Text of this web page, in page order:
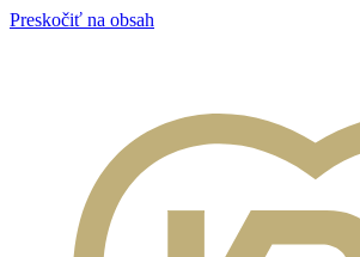
Preskočiť na obsah